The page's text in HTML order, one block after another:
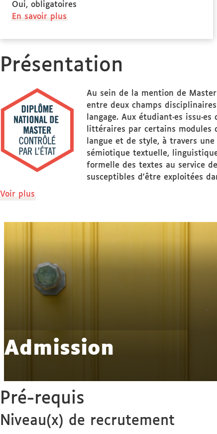
Oui, obligatoires
En savoir plus
des
Présentation
Au sein de la mention de
entre deux champs
langage. Aux étudiant·es
littéraires par certains modules
langue et de style, à travers
sémiotique textuelle,
formelle des textes au service
susceptibles d'être exploitées
Voir plus
Admission
Pré-requis
Niveau(x) de recrutement